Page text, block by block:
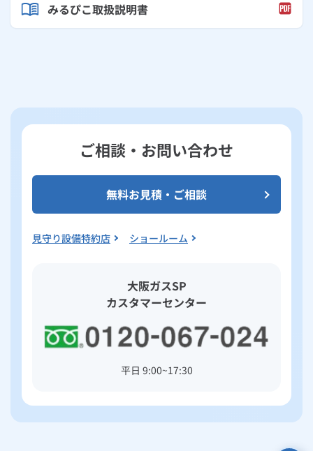
みるぴこ取扱説明書
ご相談・お問い合わせ
無料お見積・ご相談
見守り設備特約店 ショールーム
大阪ガスSP
カスタマーセンター
平日 9:00~17:30